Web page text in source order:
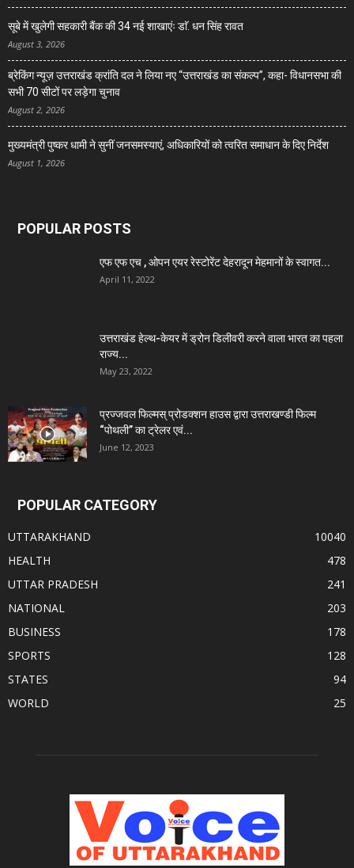
सूबे में खुलेगी सहकारी बैंक की 34 नई शाखाएंः डाॅ. धन सिंह रावत
August 3, 2026
ब्रेकिंग न्यूज़ उत्तराखंड क्रांति दल ने लिया नए “उत्तराखंड का संकल्प”, कहा- विधानसभा की
सभी 70 सीटों पर लड़ेगा चुनाव
August 2, 2026
मुख्यमंत्री पुष्कर धामी ने सुनीं जनसमस्याएं, अधिकारियों को त्वरित समाधान के दिए निर्देश
August 1, 2026
POPULAR POSTS
एफ एफ एच , ओपन एयर रेस्टोरेंट देहरादून मेहमानों के स्वागत...
April 11, 2022
उत्तराखंड हेल्थ-केयर में ड्रोन डिलीवरी करने वाला भारत का पहला
राज्य...
May 23, 2022
प्रज्जवल फिल्मस् प्रोडक्शन हाउस द्वारा उत्तराखण्डी फिल्म
“पोथली” का ट्रेलर एवं...
June 12, 2023
POPULAR CATEGORY
UTTARAKHAND
10040
HEALTH
478
UTTAR PRADESH
241
NATIONAL
203
BUSINESS
178
SPORTS
128
STATES
94
WORLD
25